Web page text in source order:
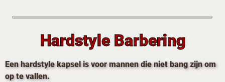
Hardstyle Barbering
Een hardstyle kapsel is voor mannen die niet bang zijn om
op te vallen.